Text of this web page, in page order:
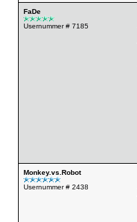
FaDe
Usernummer # 7185
Monkey.vs.Robot
Usernummer # 2438